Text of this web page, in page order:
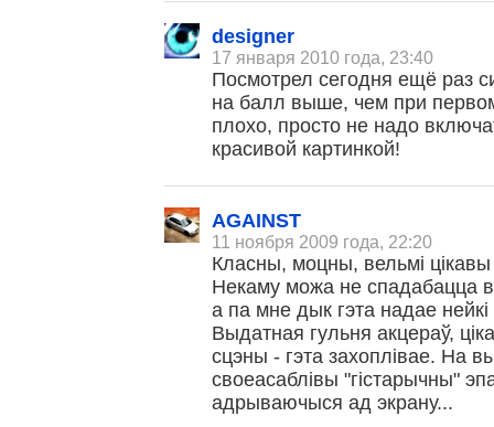
designer
17 января 2010 года, 23:40
Посмотрел сегодня ещё раз
на балл выше, чем при
плохо, просто не надо
красивой картинкой!
AGAINST
11 ноября 2009 года, 22:20
Класны, моцны, вельмі
Некаму можа не спадабацца
а па мне дык гэта надае
Выдатная гульня акцераў,
сцэны - гэта захоплівае. На
своеасаблівы "гістарычны"
адрываючыся ад экрану...